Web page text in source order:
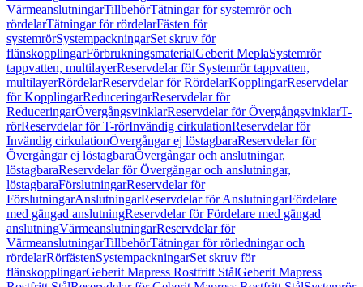
VärmeanslutningarTillbehörTätningar för systemrör och
rördelarTätningar för rördelarFästen för
systemrörSystempackningarSet skruv för
flänskopplingarFörbrukningsmaterialGeberit MeplaSystemrör
tappvatten, multilayerReservdelar för Systemrör tappvatten,
multilayerRördelarReservdelar för RördelarKopplingarReservdelar
för KopplingarReduceringarReservdelar för
ReduceringarÖvergångsvinklarReservdelar för ÖvergångsvinklarT-
rörReservdelar för T-rörInvändig cirkulationReservdelar för
Invändig cirkulationÖvergångar ej löstagbaraReservdelar för
Övergångar ej löstagbaraÖvergångar och anslutningar,
löstagbaraReservdelar för Övergångar och anslutningar,
löstagbaraFörslutningarReservdelar för
FörslutningarAnslutningarReservdelar för AnslutningarFördelare
med gängad anslutningReservdelar för Fördelare med gängad
anslutningVärmeanslutningarReservdelar för
VärmeanslutningarTillbehörTätningar för rörledningar och
rördelarRörfästenSystempackningarSet skruv för
flänskopplingarGeberit Mapress Rostfritt StålGeberit Mapress